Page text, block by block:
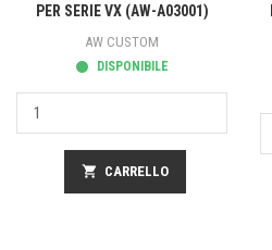
PER SERIE VX (AW-A03001)
AW CUSTOM
DISPONIBILE
shopping_cart CARRELLO